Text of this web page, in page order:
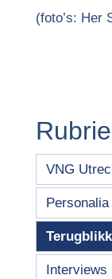
(foto’s: Her
VNG
Personalia
Interviews